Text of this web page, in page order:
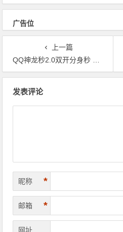
广告位
上一篇
QQ神龙秒2.0双开分身秒 语音播报防封版
发表评论
昵称 *
邮箱 *
网址